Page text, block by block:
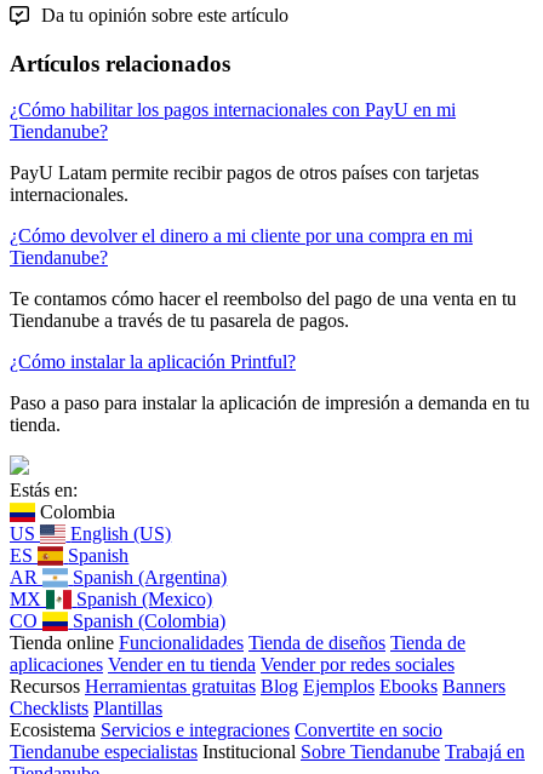
Da tu opinión sobre este artículo
Artículos relacionados
¿Cómo habilitar los pagos internacionales con PayU en mi
Tiendanube?
PayU Latam permite recibir pagos de otros países con tarjetas
internacionales.
¿Cómo devolver el dinero a mi cliente por una compra en mi
Tiendanube?
Te contamos cómo hacer el reembolso del pago de una venta en tu
Tiendanube a través de tu pasarela de pagos.
¿Cómo instalar la aplicación Printful?
Paso a paso para instalar la aplicación de impresión a demanda en tu
tienda.
Estás en:
Colombia
US
English (US)
ES
Spanish
AR
Spanish (Argentina)
MX
Spanish (Mexico)
CO
Spanish (Colombia)
Tienda online Funcionalidades Tienda de diseños Tienda de
aplicaciones Vender en tu tienda Vender por redes sociales
Recursos Herramientas gratuitas Blog Ejemplos Ebooks Banners
Checklists Plantillas
Ecosistema Servicios e integraciones Convertite en socio
Tiendanube especialistas Institucional Sobre Tiendanube Trabajá en